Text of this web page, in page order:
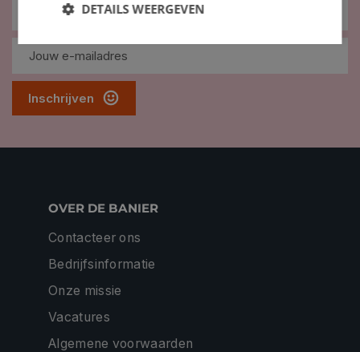
Inschrijven
OVER DE BANIER
Contacteer ons
Bedrijfsinformatie
Onze missie
Vacatures
Algemene voorwaarden
DETAILS WEERGEVEN